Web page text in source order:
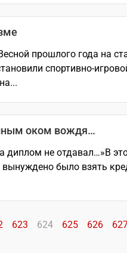
прошлого года на
спортивно-
оком вождя…
диплом не отдавал…»В
было взять
623 624 625 626